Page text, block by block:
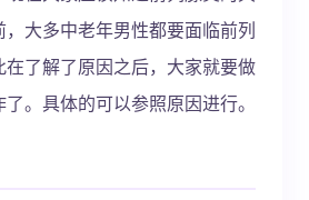
大多中老年男性都要面临前列
了解了原因之后，大家就要做
。具体的可以参照原因进行。